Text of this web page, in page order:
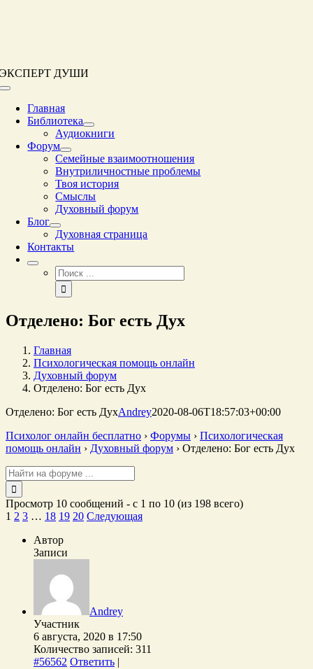
ЭКСПЕРТ ДУШИ
Переключение
навигацииГлавная
Библиотека
Аудиокниги
Форум
Семейные взаимоотношения
Внутриличностные проблемы
Твоя история
Смыслы
Духовный форум
Блог
Духовная страница
Контакты
Результат
поиска:
Отделено: Бог есть Дух
Главная
Психологическая помощь онлайн
Духовный форум
Отделено: Бог есть Дух
Отделено: Бог есть ДухAndrey2020-08-06T18:57:03+00:00
Психолог онлайн бесплатно › Форумы › Психологическая
помощь онлайн › Духовный форум › Отделено: Бог есть Дух
Поиск:
Просмотр 10 сообщений - с 1 по 10 (из 198 всего)
1 2 3 … 18 19 20 Следующая
Автор
Записи
Andrey
Участник
6 августа, 2020 в 17:50
Количество записей: 311
#56562 Ответить |